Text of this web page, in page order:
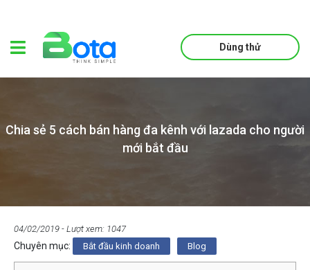
Dùng thử
Chia sẻ 5 cách bán hàng đa kênh với lazada cho người
mới bắt đầu
04/02/2019 - Lượt xem: 1047
Chuyên mục: Bắt đầu kinh doanh Blog